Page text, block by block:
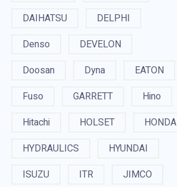
DAIHATSU
DELPHI
Denso
DEVELON
Doosan
Dyna
EATON
Fuso
GARRETT
Hino
Hitachi
HOLSET
HONDA
HYDRAULICS
HYUNDAI
ISUZU
ITR JIMCO